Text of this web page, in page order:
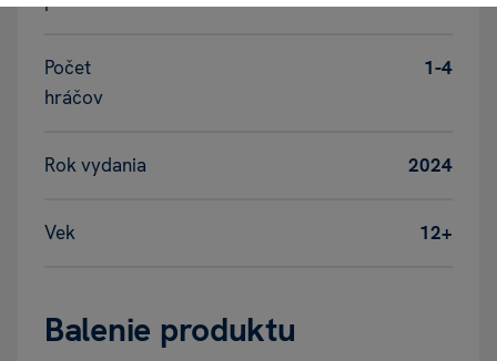
Počet
hráčov
1-4
Rok vydania 2024
Vek 12+
Balenie produktu